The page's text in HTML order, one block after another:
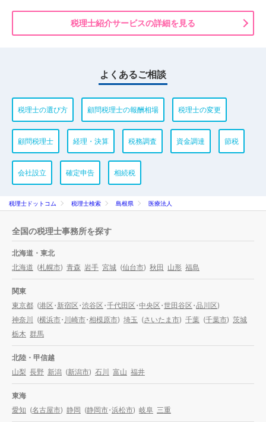
税理士紹介サービスの詳細を見る
よくあるご相談
税理士の選び方 顧問税理士の報酬相場 税理士の変更
顧問税理士 経理・決算 税務調査 資金調達 節税
会社設立 確定申告 相続税
税理士ドットコム 税理士検索 島根県 医療法人
全国の税理士事務所を探す
北海道・東北
北海道 (札幌市) 青森 岩手 宮城 (仙台市) 秋田 山形 福島
関東
東京都 (港区・新宿区・渋谷区・千代田区・中央区・世田谷区・品川区)
神奈川
(横浜市・川崎市・相模原市) 埼玉 (さいたま市) 千葉 (千葉市) 茨城
栃木 群馬
北陸・甲信越
山梨 長野 新潟 (新潟市) 石川 富山 福井
東海
愛知 (名古屋市) 静岡 (静岡市・浜松市) 岐阜 三重